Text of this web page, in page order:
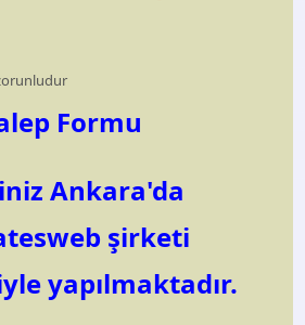
Formu
Ankara'da
şirketi
yapılmaktadır.